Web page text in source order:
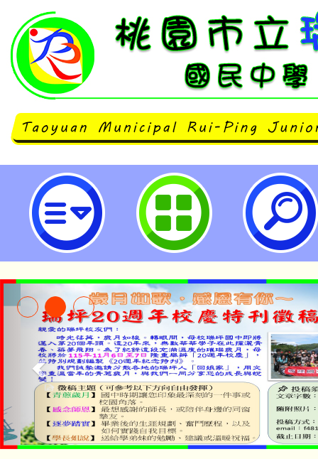
主旨：轉知高雄市政府教育局辦理
六屆全國書法比賽暨第二十八屆全
生比賽」活動辦法一案，請查照。
民中學
淨零綠生活教案入校路
會
115年食農教育專業人